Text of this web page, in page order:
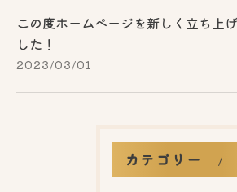
この度ホームページを新しく立ち上
した！
2023/03/01
カテゴリー